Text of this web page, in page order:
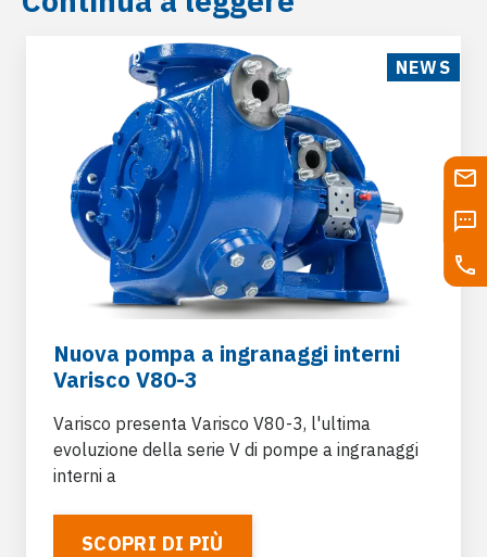
NEWS
Nuova pompa a ingranaggi interni
Varisco V80-3
Varisco presenta Varisco V80-3, l'ultima
evoluzione della serie V di pompe a ingranaggi
interni a
SCOPRI DI PIÙ